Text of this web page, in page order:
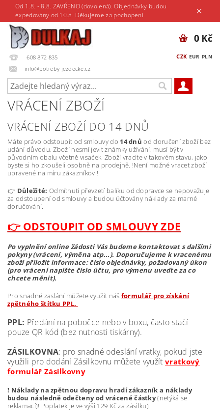
Od 1.8. - 8.8. ZAVŘENO (dovolená). Objednávky budou
expedovány od 10.8. Děkujeme za pochopení.
608 872 835
info@potreby-jezdecke.cz
CZK EUR PLN
0 Kč
VRÁCENÍ ZBOŽÍ
VRÁCENÍ ZBOŽÍ DO 14 DNŮ
Máte právo odstoupit od smlouvy do 14 dnů od doručení zboží bez
udání důvodu. Zboží nesmí jevit známky užívání, musí být v
původním obalu včetně visaček. Zboží vracíte v takovém stavu, jako
byste si ho zkoušeli osobně na prodejně. !Není možné vracet zboží
upravené na míru zákazníkovi!
👉 Důležité: Odmítnutí převzetí balíku od dopravce se nepovažuje
za odstoupení od smlouvy a budou účtovány náklady za marné
doručování.
👉 ODSTOUPIT OD SMLOUVY ZDE
Po vyplnění online žádosti Vás budeme kontaktovat s dalšími
pokyny (vrácení, výměna atp...). Doporučujeme k vracenému
zboží přiložit informace: číslo objednávky, požadovaný úkon
(pro vrácení napište číslo účtu, pro výmenu uveďte za co
chcete měnit).
Pro snadné zaslání můžete využít náš formulář pro získání
zpětného štítku PPL.
PPL: Předání na pobočce nebo v boxu, často stačí
pouze QR kód (bez nutnosti tiskárny).
ZÁSILKOVNA: pro snadné odeslání vratky, pokud jste
využili pro dodání Zásilkovnu můžete využítvratkový
formulář Zásilkovny
! Náklady na zpětnou dopravu hradí zákazník a náklady
budou následně odečteny od vrácené částky(netýká se
reklamací)! Poplatek je ve výši 129 Kč za zásilku)